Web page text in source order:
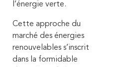
l’énergie verte.
Cette approche du
marché des énergies
renouvelables s’inscrit
dans la formidable